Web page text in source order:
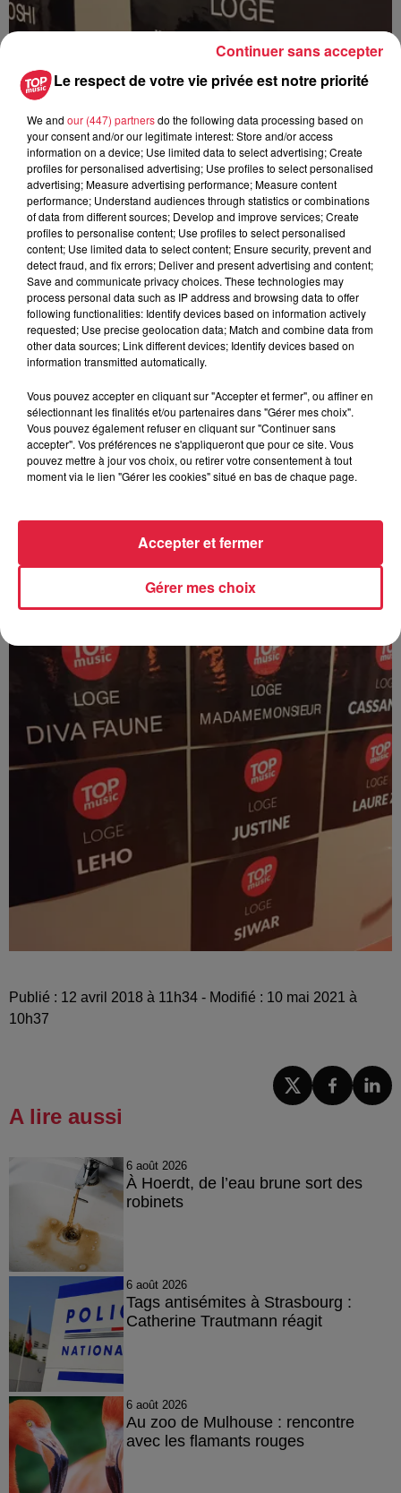
Publié : 12 avril 2018 à 11h34 - Modifié : 10 mai 2021 à
10h37
A lire aussi
6 août 2026
À Hoerdt, de l’eau brune sort des
robinets
6 août 2026
Tags antisémites à Strasbourg :
Catherine Trautmann réagit
6 août 2026
Au zoo de Mulhouse : rencontre
avec les flamants rouges
Le respect de votre vie privée est notre priorité
We and our (447) partnersdo the following data processing based on
your consent and/or our legitimate interest: Store and/or access
information on a device; Use limited data to select advertising; Create
profiles for personalised advertising; Use profiles to select personalised
advertising; Measure advertising performance; Measure content
performance; Understand audiences through statistics or combinations
of data from different sources; Develop and improve services; Create
profiles to personalise content; Use profiles to select personalised
content; Use limited data to select content; Ensure security, prevent and
detect fraud, and fix errors; Deliver and present advertising and content;
Save and communicate privacy choices. These technologies may
process personal data such as IP address and browsing data to offer
following functionalities: Identify devices based on information actively
requested; Use precise geolocation data; Match and combine data from
other data sources; Link different devices; Identify devices based on
information transmitted automatically.
Vous pouvez accepter en cliquant sur "Accepter et fermer", ou affiner en
sélectionnant les finalités et/ou partenaires dans "Gérer mes choix".
Vous pouvez également refuser en cliquant sur "Continuer sans
accepter". Vos préférences ne s'appliqueront que pour ce site. Vous
pouvez mettre à jour vos choix, ou retirer votre consentement à tout
moment via le lien "Gérer les cookies" situé en bas de chaque page.
Gérer mes choix
Accepter et fermer
Continuer sans accepter